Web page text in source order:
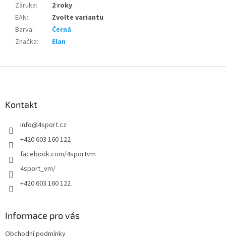
Záruka:
2 roky
EAN:
Zvolte variantu
Barva:
Černá
Značka: Elan
Kontakt
info@4sport.cz
+420 603 160 122
facebook.com/4sportvm
4sport_vm/
+420 603 160 122
Informace pro vás
Obchodní podmínky